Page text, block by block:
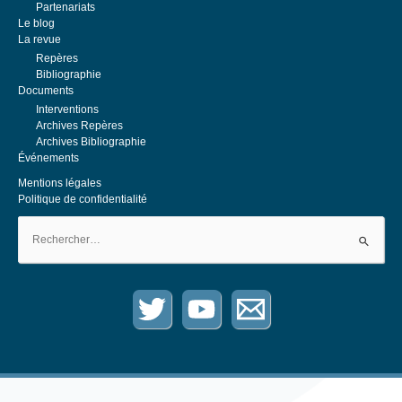
récompense une thèse de finances publiques. Les finances publiques
sont entendues dans leur acception la plus large :...
Partenariats
Le blog
La revue
Repères
Bibliographie
Documents
Interventions
Archives Repères
Archives Bibliographie
Événements
Mentions légales
Politique de confidentialité